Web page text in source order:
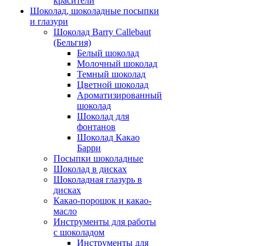
Шоколад, шоколадные посыпки
и глазури
Шоколад Barry Callebaut
(Бельгия)
Белый шоколад
Молочный шоколад
Темный шоколад
Цветной шоколад
Ароматизированный
шоколад
Шоколад для
фонтанов
Шоколад Какао
Барри
Посыпки шоколадные
Шоколад в дисках
Шоколадная глазурь в
дисках
Какао-порошок и какао-
масло
Инструменты для работы
с шоколадом
Инструменты для